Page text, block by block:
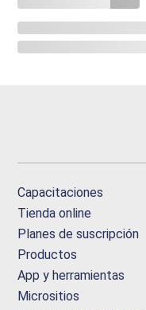
Capacitaciones
Tienda online
Planes de suscripción
Productos
App y herramientas
Micrositios